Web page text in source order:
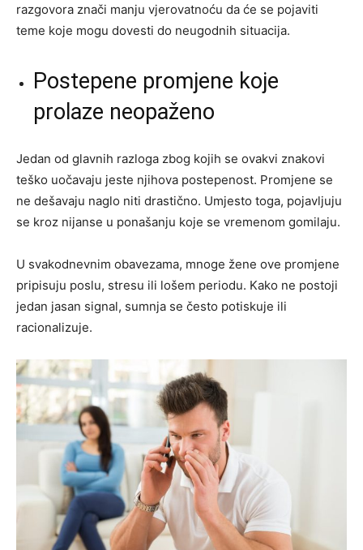
razgovora znači manju vjerovatnoću da će se pojaviti
teme koje mogu dovesti do neugodnih situacija.
Postepene promjene koje
prolaze neopaženo
Jedan od glavnih razloga zbog kojih se ovakvi znakovi
teško uočavaju jeste njihova postepenost. Promjene se
ne dešavaju naglo niti drastično. Umjesto toga, pojavljuju
se kroz nijanse u ponašanju koje se vremenom gomilaju.
U svakodnevnim obavezama, mnoge žene ove promjene
pripisuju poslu, stresu ili lošem periodu. Kako ne postoji
jedan jasan signal, sumnja se često potiskuje ili
racionalizuje.